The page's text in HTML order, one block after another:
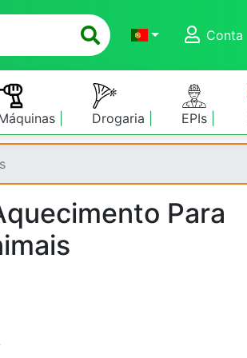
Conta
Drogaria EPIs
Para